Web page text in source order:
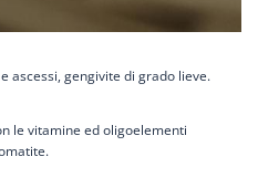
ascessi, gengivite di grado lieve.
le vitamine ed oligoelementi